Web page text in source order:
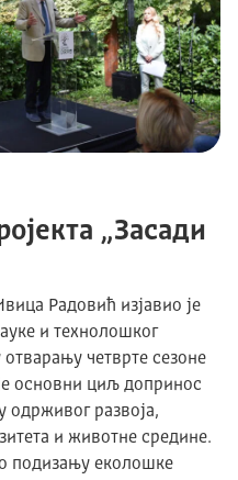
„Засади
Радовић изјавио је
и технолошког
четврте сезоне
основни циљ допринос
одрживог развоја,
и животне средине.
подизању еколошке